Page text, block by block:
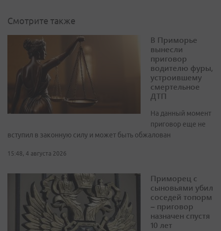
Смотрите также
В Приморье
вынесли
приговор
водителю фуры,
устроившему
смертельное
ДТП
На данный момент
приговор еще не
вступил в законную силу и может быть обжалован
15:48, 4 августа 2026
Приморец с
сыновьями убил
соседей топорм
– приговор
назначен спустя
10 лет